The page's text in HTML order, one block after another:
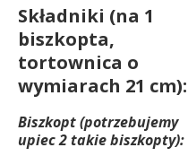
Składniki (na 1
biszkopta,
tortownica o
wymiarach 21 cm):
Biszkopt (potrzebujemy
upiec 2 takie biszkopty):